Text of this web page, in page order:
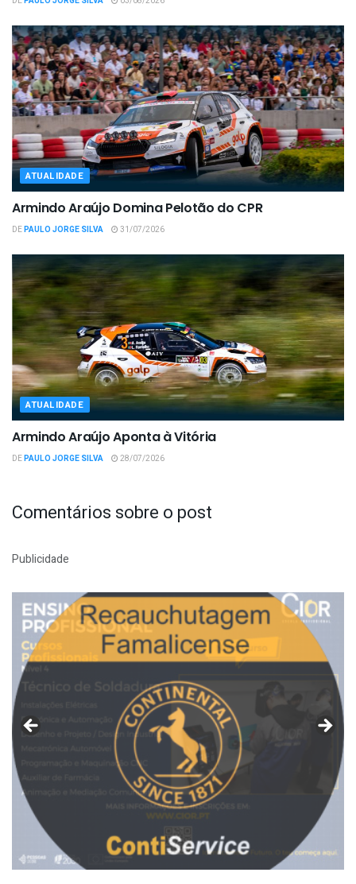
ATUALIDADE
Armindo Araújo Domina Pelotão do CPR
DEPAULO JORGE SILVA 31/07/2026
ATUALIDADE
Armindo Araújo Aponta à Vitória
DEPAULO JORGE SILVA 28/07/2026
Comentários sobre o post
Publicidade